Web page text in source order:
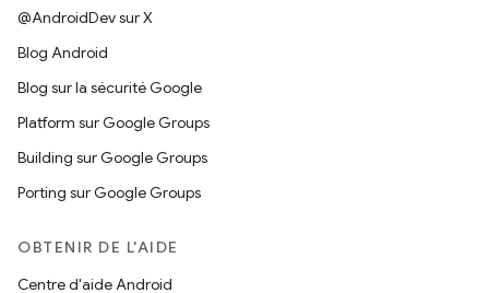
@AndroidDev sur X
Blog Android
Blog sur la sécurité Google
Platform sur Google Groups
Building sur Google Groups
Porting sur Google Groups
OBTENIR DE L'AIDE
Centre d'aide Android